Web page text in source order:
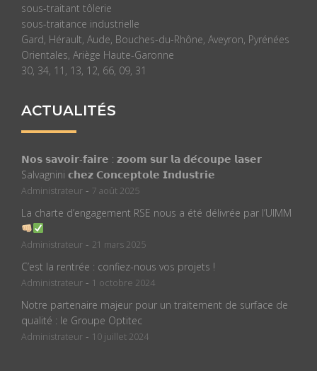
sous-traitant tôlerie
sous-traitance industrielle
Gard, Hérault, Aude, Bouches-du-Rhône, Aveyron, Pyrénées
Orientales, Ariège Haute-Garonne
30, 34, 11, 13, 12, 66, 09, 31
ACTUALITÉS
𝗡𝗼𝘀 𝘀𝗮𝘃𝗼𝗶𝗿-𝗳𝗮𝗶𝗿𝗲 : 𝘇𝗼𝗼𝗺 𝘀𝘂𝗿 𝗹𝗮 𝗱𝗲́𝗰𝗼𝘂𝗽𝗲 𝗹𝗮𝘀𝗲𝗿
Salvagnini 𝗰𝗵𝗲𝘇 𝗖𝗼𝗻𝗰𝗲𝗽𝘁𝗼𝗹𝗲 𝗜𝗻𝗱𝘂𝘀𝘁𝗿𝗶𝗲
Administrateur - 7 août 2025
La charte d’engagement RSE nous a été délivrée par l’UIMM
Administrateur - 21 mars 2025
C’est la rentrée : confiez-nous vos projets !
Administrateur - 1 octobre 2024
Notre partenaire majeur pour un traitement de surface de
qualité : le Groupe Optitec
Administrateur - 10 juillet 2024